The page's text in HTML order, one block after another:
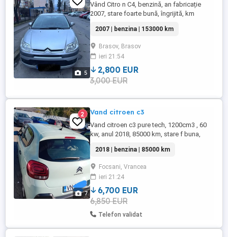
5
Vând Citro n C4, benzină, an fabricație
2007, stare foarte bună, îngrijită, km
familie.
2007 | benzina | 153000 km
Brasov, Brasov
ieri 21:54
2,800 EUR
3,000 EUR
7
2 Vand citroen c3
Vand citroen c3 pure tech, 1200cm3 , 60
kw, anul 2018, 85000 km, stare f buna,
distributie schimbata,cauciucuri doua
anotimpuri, tel . , pret 6700 euro.
2018 | benzina | 85000 km
Focsani, Vrancea
ieri 21:24
6,700 EUR
6,850 EUR
Telefon validat